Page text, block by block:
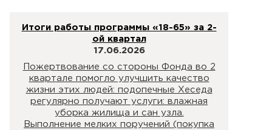
Итоги работы программы «18-65» за 2-
ой квартал
17.06.2026
Пожертвование со стороны Фонда во 2
квартале помогло улучшить качество
жизни этих людей: подопечные Хеседа
регулярно получают услуги: влажная
уборка жилища и сан узла.
Выполнение мелких поручений (покупка